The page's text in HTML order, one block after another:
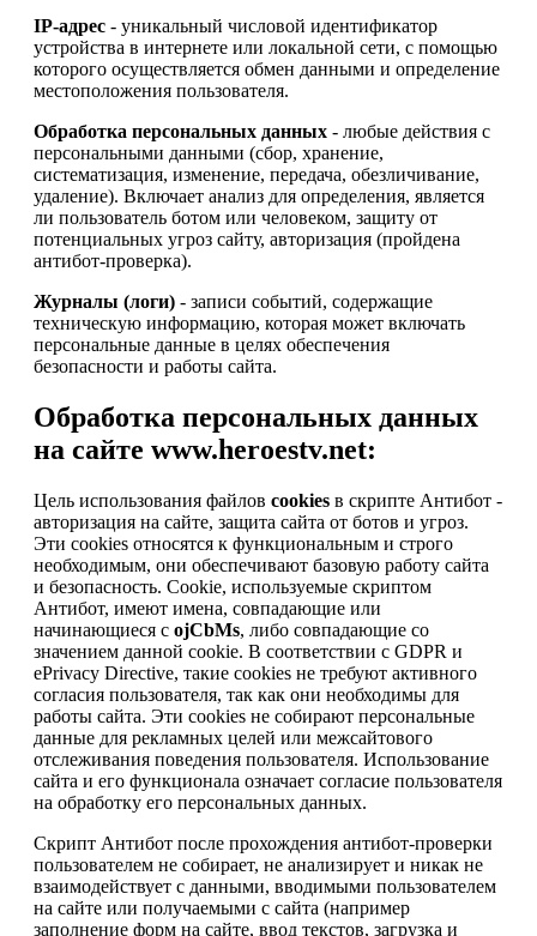
IP-адрес - уникальный числовой идентификатор
устройства в интернете или локальной сети, с помощью
которого осуществляется обмен данными и определение
местоположения пользователя.
Обработка персональных данных - любые действия с
персональными данными (сбор, хранение,
систематизация, изменение, передача, обезличивание,
удаление). Включает анализ для определения, является
ли пользователь ботом или человеком, защиту от
потенциальных угроз сайту, авторизация (пройдена
антибот-проверка).
Журналы (логи) - записи событий, содержащие
техническую информацию, которая может включать
персональные данные в целях обеспечения
безопасности и работы сайта.
Обработка персональных данных
на сайте www.heroestv.net:
Цель использования файлов cookies в скрипте Антибот -
авторизация на сайте, защита сайта от ботов и угроз.
Эти cookies относятся к функциональным и строго
необходимым, они обеспечивают базовую работу сайта
и безопасность. Cookie, используемые скриптом
Антибот, имеют имена, совпадающие или
начинающиеся с ojCbMs, либо совпадающие со
значением данной cookie. В соответствии с GDPR и
ePrivacy Directive, такие cookies не требуют активного
согласия пользователя, так как они необходимы для
работы сайта. Эти cookies не собирают персональные
данные для рекламных целей или межсайтового
отслеживания поведения пользователя. Использование
сайта и его функционала означает согласие пользователя
на обработку его персональных данных.
Скрипт Антибот после прохождения антибот-проверки
пользователем не собирает, не анализирует и никак не
взаимодействует с данными, вводимыми пользователем
на сайте или получаемыми с сайта (например
заполнение форм на сайте, ввод текстов, загрузка и